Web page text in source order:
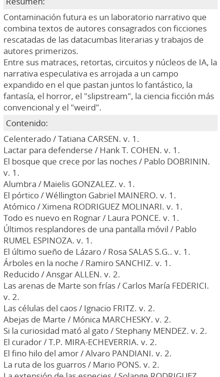
Contaminación futura es un laboratorio narrativo que
combina textos de autores consagrados con ficciones
rescatadas de las datacumbas literarias y trabajos de
autores primerizos.
Entre sus matraces, retortas, circuitos y núcleos de IA, la
narrativa especulativa es arrojada a un campo
expandido en el que pastan juntos lo fantástico, la
fantasía, el horror, el "slipstream", la ciencia ficción más
convencional y el "weird".
Contenido:
Celenterado / Tatiana CARSEN. v. 1.
Lactar para defenderse / Hank T. COHEN. v. 1.
El bosque que crece por las noches / Pablo DOBRININ.
v. 1.
Alumbra / Maielis GONZALEZ. v. 1.
El pórtico / Wéllington Gabriel MAINERO. v. 1.
Atómico / Ximena RODRIGUEZ MOLINARI. v. 1.
Todo es nuevo en Rognar / Laura PONCE. v. 1.
Últimos resplandores de una pantalla móvil / Pablo
RUMEL ESPINOZA. v. 1.
El último sueño de Lázaro / Rosa SALAS S.G.. v. 1.
Árboles en la noche / Ramiro SANCHIZ. v. 1.
Reducido / Ansgar ALLEN. v. 2.
Las arenas de Marte son frías / Carlos María FEDERICI.
v. 2.
Las células del caos / Ignacio FRITZ. v. 2.
Abejas de Marte / Mónica MARCHESKY. v. 2.
Si la curiosidad mató al gato / Stephany MENDEZ. v. 2.
El curador / T.P. MIRA-ECHEVERRIA. v. 2.
El fino hilo del amor / Alvaro PANDIANI. v. 2.
La ruta de los guarros / Mario PONS. v. 2.